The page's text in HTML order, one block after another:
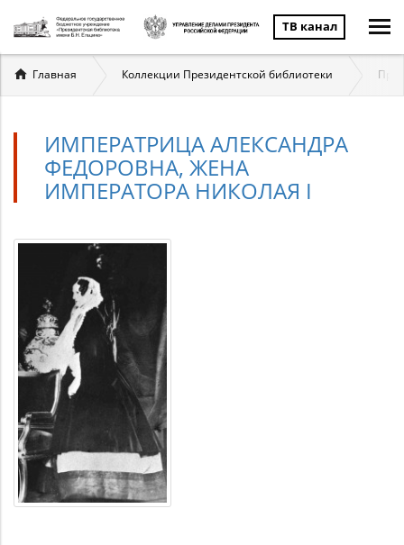
ТВ канал
Вы
здесь
Главная Коллекции Президентской библиотеки
ИМПЕРАТРИЦА АЛЕКСАНДРА
ФЕДОРОВНА, ЖЕНА
ИМПЕРАТОРА НИКОЛАЯ I